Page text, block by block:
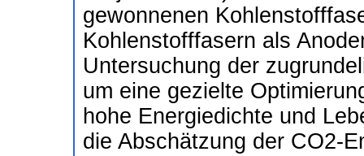
gewonnenen
Kohlenstofffasern als
Untersuchung der
um eine gezielte
hohe Energiedichte und
die Abschätzung der CO2-